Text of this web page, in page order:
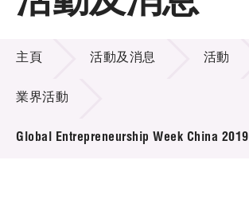
關於LSCM
技術商品化
項目及資助計劃
活動及消息
主頁 活動及消息 活動
業界活動
Global Entrepreneurship Week China 2019